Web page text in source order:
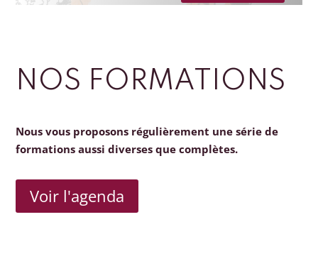
NOS FORMATIONS
Nous vous proposons régulièrement une série de
formations aussi diverses que complètes.
Voir l'agenda